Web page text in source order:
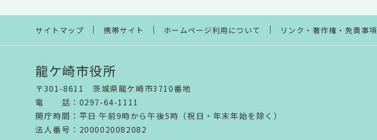
ま
サイトマップ 携帯サイト ホームページ利用について リンク・著作権・免責事項
龍ケ崎市役所
〒301-8611 茨城県龍ケ崎市3710番地
電話 ： 0297-64-1111
開庁時間 ： 平日 午前9時から午後5時（祝日・年末年始を除く）
法人番号 ：2000020082082